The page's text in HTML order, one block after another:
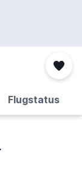
Flugstatus